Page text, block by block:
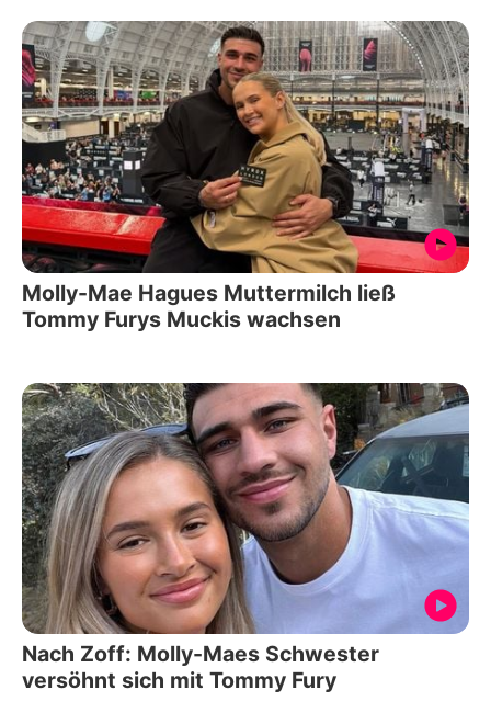
Molly-Mae Hagues Muttermilch ließ
Tommy Furys Muckis wachsen
Nach Zoff: Molly-Maes Schwester
versöhnt sich mit Tommy Fury